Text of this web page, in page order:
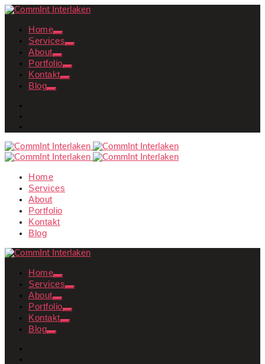
Home
Services
About
Portfolio
Kontakt
Blog
Home
Services
About
Portfolio
Kontakt
Blog
Home
Services
About
Portfolio
Kontakt
Blog